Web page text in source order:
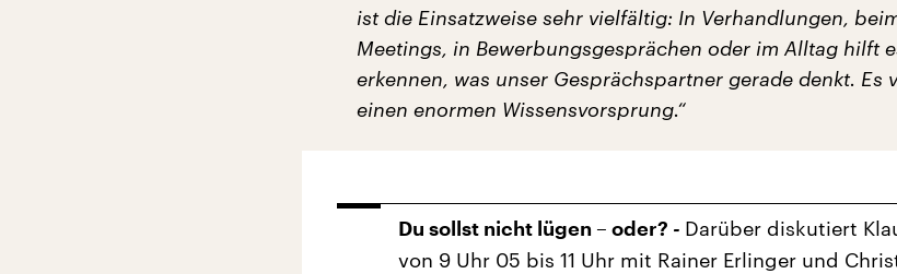
ist die Einsatzweise sehr vielfältig: In Verhandlungen,
Meetings, in Bewerbungsgesprächen oder im Alltag hilft
erkennen, was unser Gesprächspartner gerade denkt. Es
einen enormen Wissensvorsprung.“
Du sollst nicht lügen – oder? - Darüber diskutiert
von 9 Uhr 05 bis 11 Uhr mit Rainer Erlinger und